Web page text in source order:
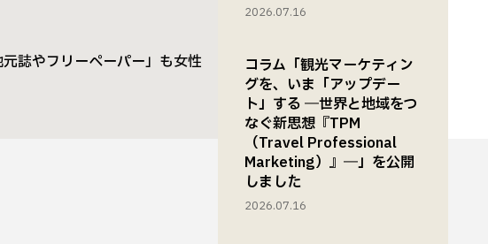
誌やフリーペーパー」も女性
2026.07.16
コラム「観光マーケティン
グを、いま「アップデー
ト」する ―世界と地域をつ
なぐ新思想『TPM
（Travel Professional
Marketing）』―」を公開
しました
2026.07.16